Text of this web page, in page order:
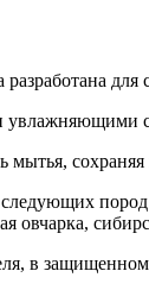
для
увлажняющими
овчарка,
в